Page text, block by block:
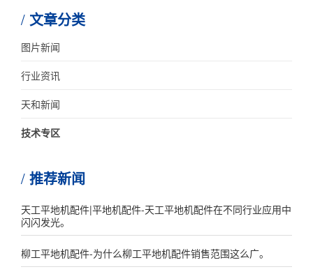
文章分类
图片新闻
行业资讯
天和新闻
技术专区
推荐新闻
天工平地机配件|平地机配件-天工平地机配件在不同行业应用中
闪闪发光。
柳工平地机配件-为什么柳工平地机配件销售范围这么广。